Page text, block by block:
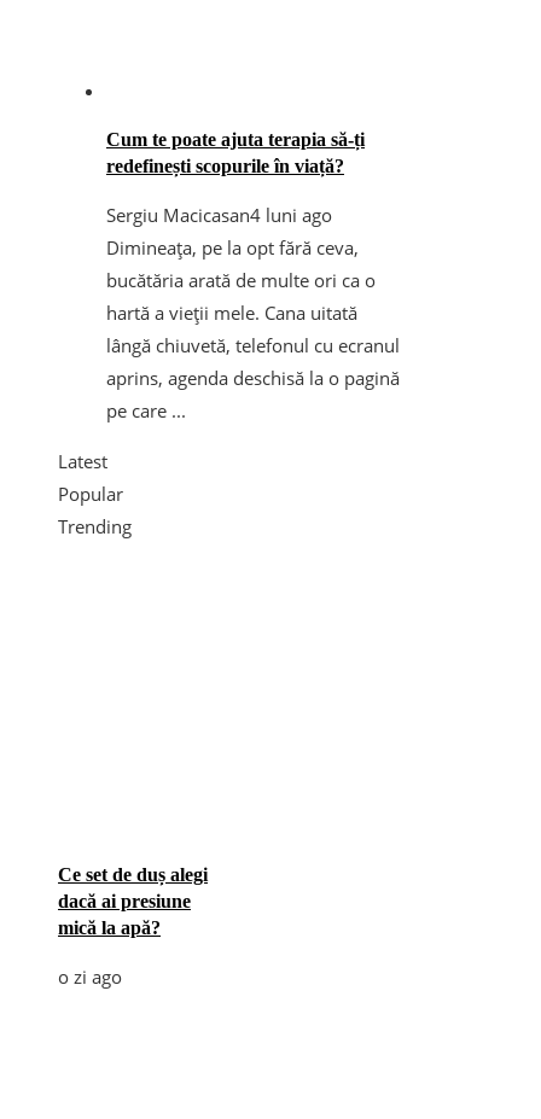
Cum te poate ajuta terapia să-ți
redefinești scopurile în viață?
Sergiu Macicasan4 luni ago
Dimineața, pe la opt fără ceva,
bucătăria arată de multe ori ca o
hartă a vieții mele. Cana uitată
lângă chiuvetă, telefonul cu ecranul
aprins, agenda deschisă la o pagină
pe care ...
Latest
Popular
Trending
Ce set de duș alegi
dacă ai presiune
mică la apă?
o zi ago